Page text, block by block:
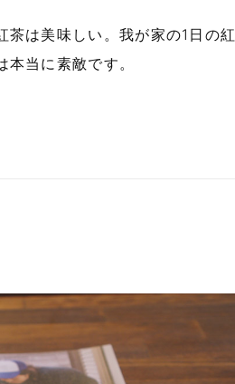
は美味しい。我が家の1日の紅
当に素敵です。